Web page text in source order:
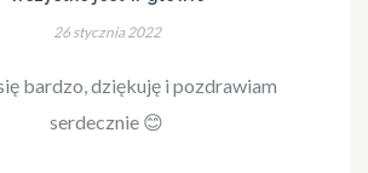
26 stycznia 2022
bardzo, dziękuję i pozdrawiam
serdecznie 😊